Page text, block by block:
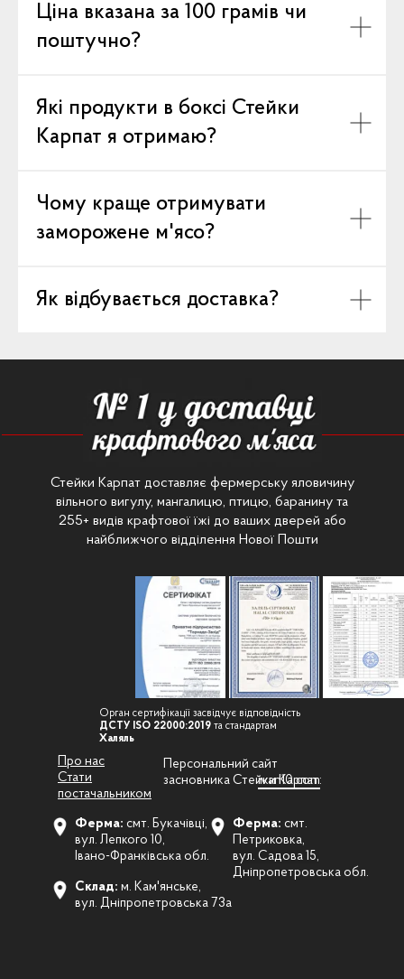
Ціна вказана за 100 грамів чи
поштучно?
Які продукти в боксі Стейки
Карпат я отримаю?
Чому краще отримувати
заморожене м'ясо?
Як відбувається доставка?
Стейки Карпат доставляє фермерську яловичину
вільного вигулу, мангалицю, птицю, баранину та
255+ видів крафтової їжі до ваших дверей або
найближчого відділення Нової Пошти
Стати
постачальником
Про нас
Ферма: смт. Букачівці,
вул. Лепкого 10,
Івано-Франківська обл.
Орган сертифікації засвідчує відповідність
ДСТУ ISO 22000:2019 та стандартам
Халяль
Персональний сайт
засновника Стейки Карпат:
ivan10.com
Склад: м. Кам'янське,
вул. Дніпропетровська 73а
Ферма: смт.
Петриковка,
вул. Садова 15,
Дніпропетровська обл.